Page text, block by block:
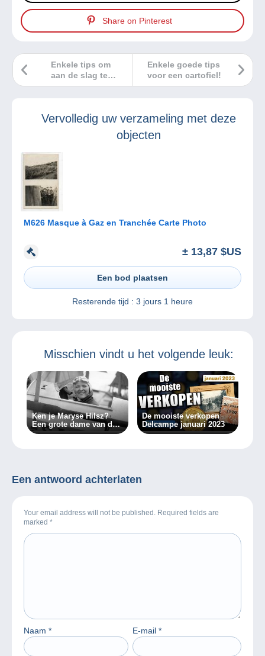
Share on Pinterest
Enkele goede tips
voor een cartofiel!
Enkele tips om
aan de slag te
gaan met
Vervolledig uw verzameling met deze
objecten
M626 Masque à Gaz en Tranchée Carte Photo
± 13,87 $US
Een bod plaatsen
Resterende tijd : 3 jours 1 heure
Misschien vindt u het volgende leuk:
Ken je Maryse Hilsz?
Een grote dame van de
luchtvaartfilatelie (1ste
De mooiste verkopen
Delcampe januari 2023
Een antwoord achterlaten
Your email address will not be published. Required fields are
marked *
Naam * E-mail *